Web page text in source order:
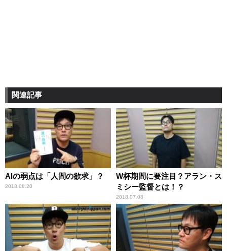
関連記事
AIの弱点は「人間の欲求」？
2018.08.20
W杯期間に要注目？アラン・ス
ミシー監督とは！？
2018.07.08